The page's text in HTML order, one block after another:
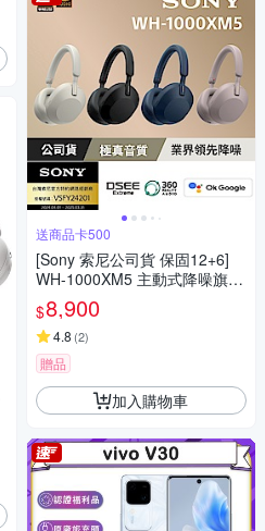
送商品卡500
[Sony 索尼公司貨 保固12+6]
WH-1000XM5 主動式降噪旗艦
藍牙耳機(頂級降噪 /極真音質/
配戴舒適)
$8,900
4.8 (2)
贈品
加入購物車